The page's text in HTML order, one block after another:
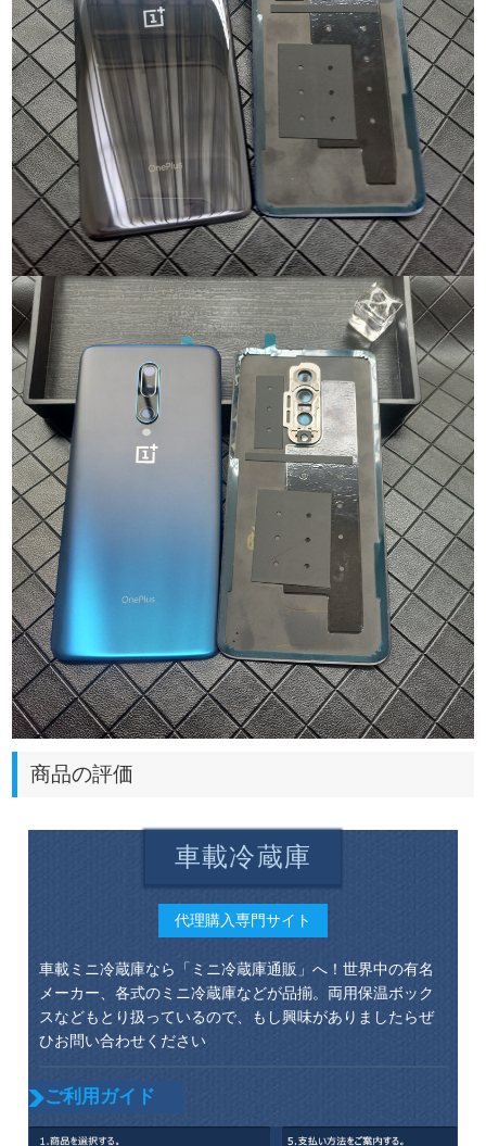
商品の評価
車載冷蔵庫
代理購入専門サイト
車載ミニ冷蔵庫なら「ミニ冷蔵庫通販」へ！世界中の有名
メーカー、各式のミニ冷蔵庫などが品揃。両用保温ボック
スなどもとり扱っているので、もし興味がありましたらぜ
ひお問い合わせください
ご利用ガイド